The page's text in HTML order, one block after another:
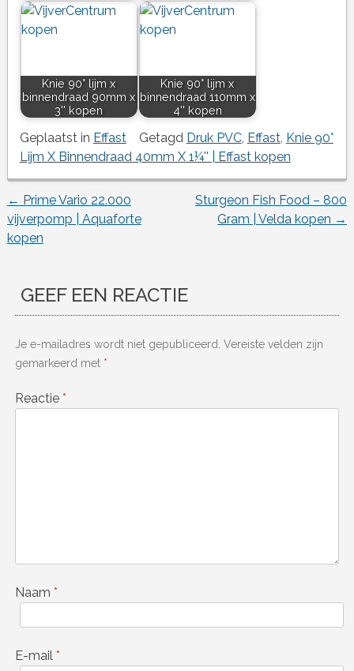
Knie 90° lijm x
binnendraad 90mm x
3'' kopen
Knie 90° lijm x
binnendraad 110mm x
4'' kopen
Geplaatst in Effast Getagd Druk PVC, Effast, Knie 90°
Lijm X Binnendraad 40mm X 1¼'' | Effast kopen
Berichtnavigatie
← Prime Vario 22.000
vijverpomp | Aquaforte
kopen
Sturgeon Fish Food – 800
Gram | Velda kopen →
GEEF EEN REACTIE
Je e-mailadres wordt niet gepubliceerd. Vereiste velden zijn
gemarkeerd met *
Reactie *
Naam *
E-mail *